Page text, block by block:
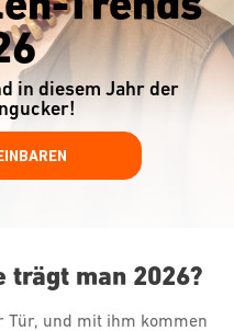
in diesem Jahr der
man 2026?
Tür, und mit ihm kommen